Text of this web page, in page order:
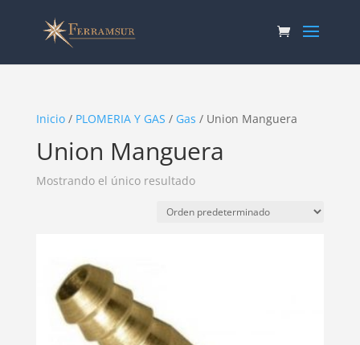
Inicio/ PLOMERIA Y GAS / Gas / Union Manguera
Union Manguera
Mostrando el único resultado